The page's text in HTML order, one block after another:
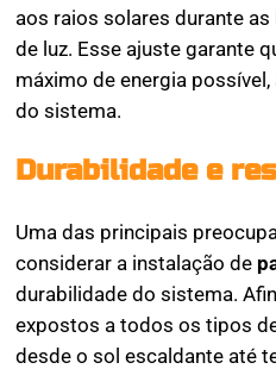
aos raios solares durante
de luz. Esse ajuste garante
máximo de energia
do sistema.
Durabilidade e
Uma das principais
considerar a instalação de
durabilidade do sistema.
expostos a todos os tipos
desde o sol escaldante até